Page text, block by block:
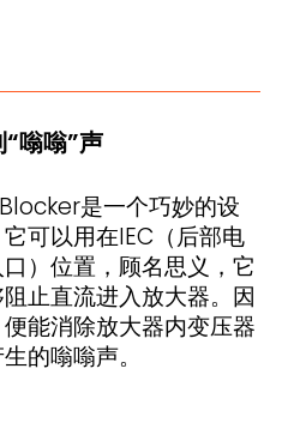
嗡嗡”声
是一个巧妙的设
可以用在IEC（后部电
）位置，顾名思义，它
止直流进入放大器。因
能消除放大器内变压器
的嗡嗡声。